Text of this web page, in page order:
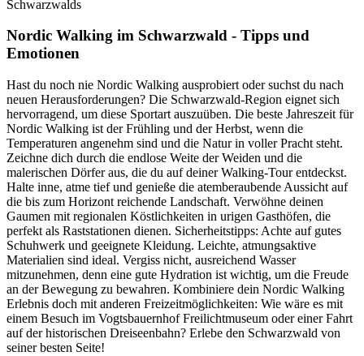
Nordic Walking im Schwarzwald - Tipps und
Emotionen
Hast du noch nie Nordic Walking ausprobiert oder suchst du nach
neuen Herausforderungen? Die Schwarzwald-Region eignet sich
hervorragend, um diese Sportart auszuüben. Die beste Jahreszeit für
Nordic Walking ist der Frühling und der Herbst, wenn die
Temperaturen angenehm sind und die Natur in voller Pracht steht.
Zeichne dich durch die endlose Weite der Weiden und die
malerischen Dörfer aus, die du auf deiner Walking-Tour entdeckst.
Halte inne, atme tief und genieße die atemberaubende Aussicht auf
die bis zum Horizont reichende Landschaft. Verwöhne deinen
Gaumen mit regionalen Köstlichkeiten in urigen Gasthöfen, die
perfekt als Raststationen dienen. Sicherheitstipps: Achte auf gutes
Schuhwerk und geeignete Kleidung. Leichte, atmungsaktive
Materialien sind ideal. Vergiss nicht, ausreichend Wasser
mitzunehmen, denn eine gute Hydration ist wichtig, um die Freude
an der Bewegung zu bewahren. Kombiniere dein Nordic Walking
Erlebnis doch mit anderen Freizeitmöglichkeiten: Wie wäre es mit
einem Besuch im Vogtsbauernhof Freilichtmuseum oder einer Fahrt
auf der historischen Dreiseenbahn? Erlebe den Schwarzwald von
seiner besten Seite!